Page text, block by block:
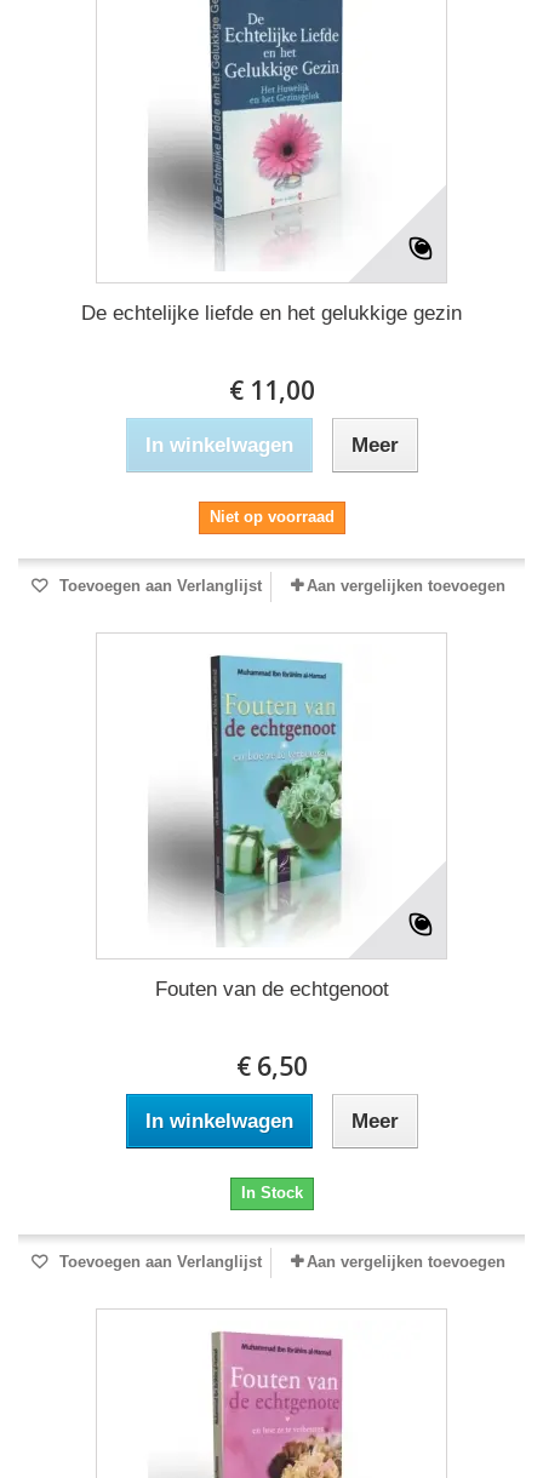
De echtelijke liefde en het gelukkige gezin
€ 11,00
In winkelwagen Meer
Niet op voorraad
Toevoegen aan Verlanglijst Aan vergelijken toevoegen
Fouten van de echtgenoot
€ 6,50
In winkelwagen Meer
In Stock
Toevoegen aan Verlanglijst Aan vergelijken toevoegen